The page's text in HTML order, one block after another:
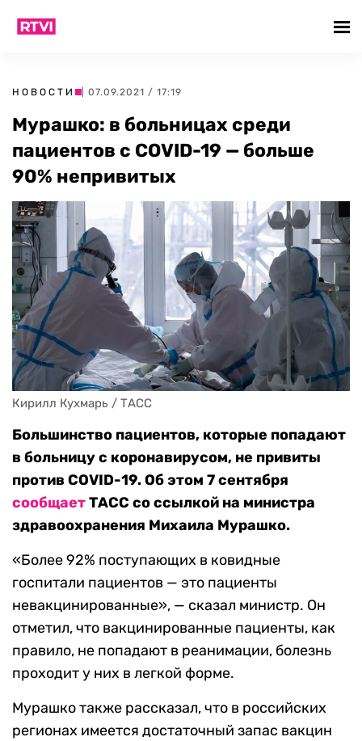
НОВОСТИ | 07.09.2021 / 17:19
Мурашко: в больницах среди
пациентов с COVID-19 — больше
90% непривитых
Кирилл Кухмарь / ТАСС
Большинство пациентов, которые попадают
в больницу с коронавирусом, не привиты
против COVID-19. Об этом 7 сентября
сообщаетТАСС со ссылкой на министра
здравоохранения Михаила Мурашко.
«Более 92% поступающих в ковидные
госпитали пациентов — это пациенты
невакцинированные», — сказал министр. Он
отметил, что вакцинированные пациенты, как
правило, не попадают в реанимации, болезнь
проходит у них в легкой форме.
Мурашко также рассказал, что в российских
регионах имеется достаточный запас вакцин